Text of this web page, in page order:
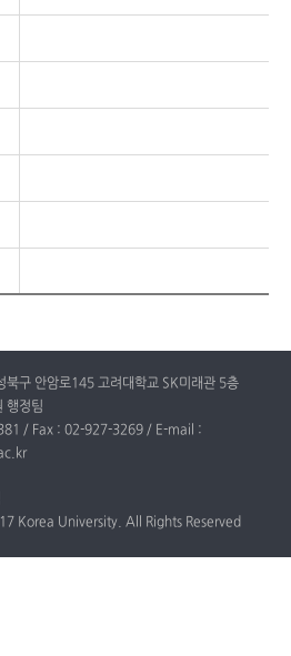
북구 안암로145 고려대학교 SK미래관 5층
행정팀
/ Fax : 02-927-3269 / E-mail :
Korea University. All Rights Reserved